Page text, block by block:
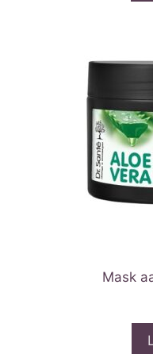
Mask